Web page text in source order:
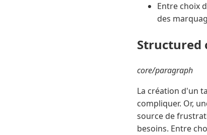
Entre choix
des
Structured
core/paragraph
La création d'un
compliquer. Or,
source de
besoins. Entre